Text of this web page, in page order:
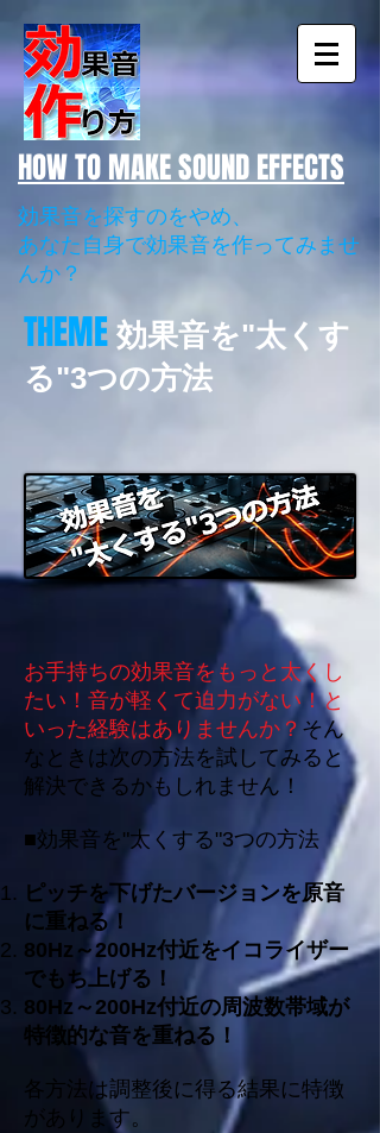
​HOW TO MAKE SOUND EFFECTS
効果音を探すのをやめ、
あなた自身で効果音を作ってみませ
んか？
THEME 効果音を"太くす
る"3つの方法
お手持ちの効果音をもっと太くし
たい！音が軽くて迫力がない！と
いった経験はありませんか？ そん
なときは次の方法を試してみると
解決できるかもしれません！
■効果音を"太くする"3つの方法
ピッチを下げたバージョンを原音
に重ねる！
80Hz～200Hz付近をイコライザー
でもち上げる！
80Hz～200Hz付近の周波数帯域が
特徴的な音を重ねる ！
各方法は調整後に得る結果に特徴
があります。